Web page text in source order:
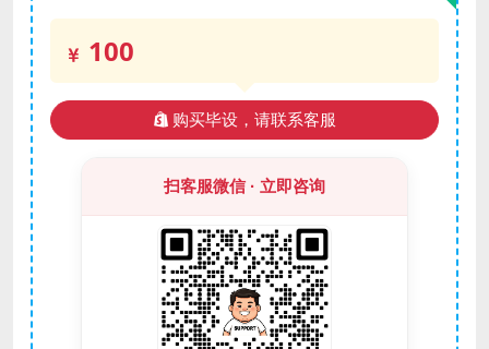
100
购买毕设，请联系客服
扫客服微信 · 立即咨询